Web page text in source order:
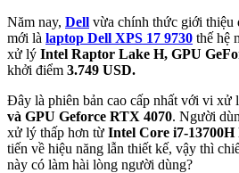
Năm nay, Dell vừa chính thức giới thiệu
mới là laptop Dell XPS 17 9730 thế hệ
xử lý Intel Raptor Lake H, GPU
khởi điểm 3.749 USD.
Đây là phiên bản cao cấp nhất với vi xử
và GPU Geforce RTX 4070. Người
xử lý thấp hơn từ Intel Core i7-13700H
tiến về hiệu năng lẫn thiết kế, vậy thì
này có làm hài lòng người dùng?